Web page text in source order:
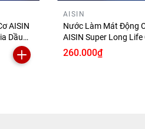
AISIN
Dầu
Khi
AISIN
Nước Làm Mát Động
AISIN Super Long Life
1 Lít SCPM50A1LPK
260.000₫